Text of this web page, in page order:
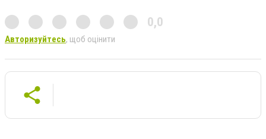
0,0
Авторизуйтесь, щоб оцінити